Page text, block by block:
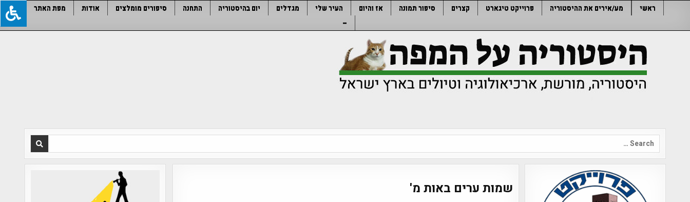
ראשי מע/אירים את ההיסטוריה פרוייקט טיגארט קצרים סיפור תמונה אז והיום העיר שלי מגדלים יום בהיסטוריה התחנה סיפורים מומלצים אודות
מפת האתר
–
Search
for:
שמות ערים באות מ'